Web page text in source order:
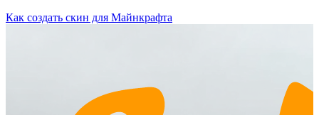
Как создать скин для Майнкрафта